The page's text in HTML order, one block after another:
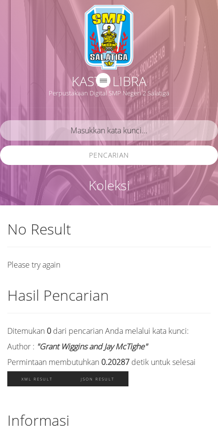
KASTA LIBRA
Perpustakaan Digital SMP Negeri 2 Salatiga
Koleksi
PENCARIAN
No Result
Please try again
Hasil Pencarian
Ditemukan 0 dari pencarian Anda melalui kata kunci:
Author : "Grant Wiggins and Jay McTighe"
Permintaan membutuhkan 0.20287 detik untuk selesai
XML RESULT JSON RESULT
Informasi